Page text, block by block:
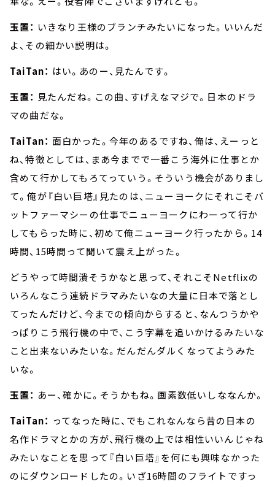
玉置： いきなり王様のブランチみたいになった。いいんだ
よ、その細かい説明は。
TaiTan： はい。あのー、見たんです。
玉置： 見たんだね。この曲、すげえなマジで。日本のドラ
マの曲だな。
TaiTan： 面白かった。今年のあるですね、俺は、えーっと
ね、特徴としては、まあ今までで一番こう海外に仕事とか
含めて行かしてもろてっていう。そういう機会がありまし
て。俺が『白い巨塔』見たのは、ニューヨークにそれこそバ
ットファーマシーの仕事でニューヨークにわーって行か
してもらった時に、初めて俺ニューヨーク行ったから。14
時間、15時間って聞いて震え上がった。
どうやって時間潰そうかなと思って、それこそNetflixの
いろんなこう連続ドラマみたいなの大量に日本で落とし
てったんだけど、今までの傾向からすると、なんつうかや
っぱりこう飛行機の中で、こう字幕を追いかけるみたいな
こと出来ないみたいな。だんだんダルくなってようみた
いな。
玉置： あー、確かに。そうかもね。画素数低いしななんか。
TaiTan： ってなった時に、でもこれなんなら昔の日本の
名作ドラマとかの方が、飛行機の上では相性いいんじゃね
みたいなことを思って『白い巨塔』を何にも興味なかった
のにダウンロードしたの。いざ16時間のフライトですっ